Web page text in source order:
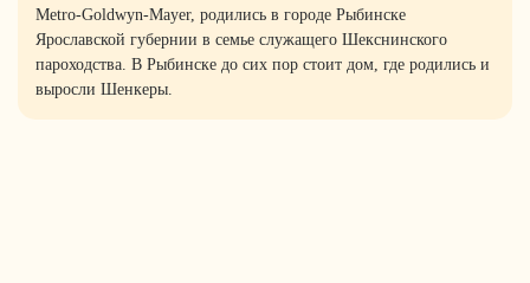
Metro-Goldwyn-Mayer, родились в городе Рыбинске
Ярославской губернии в семье служащего Шекснинского
пароходства. В Рыбинске до сих пор стоит дом, где родились и
выросли Шенкеры.